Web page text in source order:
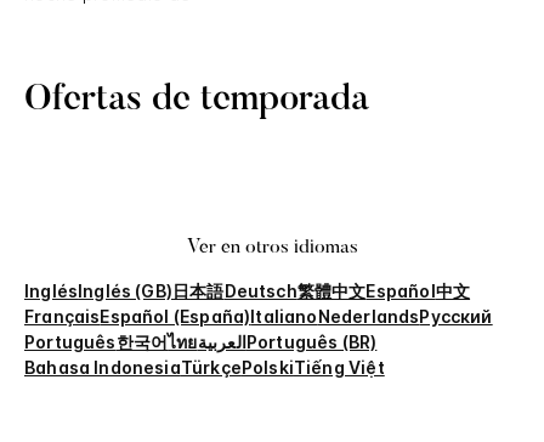
Ofertas de temporada
Ver en otros idiomas
InglésInglés (GB)日本語Deutsch繁體中文Español中文
FrançaisEspañol (España)ItalianoNederlandsРусский
Português한국어ไทยالعربيةPortuguês (BR)
Bahasa IndonesiaTürkçePolskiTiếng Việt